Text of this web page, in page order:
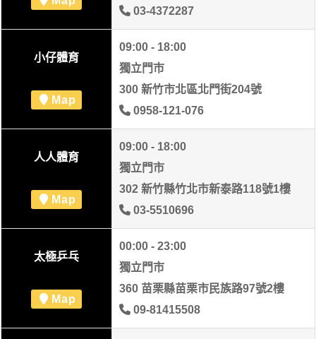
03-4372287
小仔體育
Map
09:00 - 18:00
獨立門市
300 新竹市北區北門街204號
0958-121-076
人人體育
Map
09:00 - 18:00
獨立門市
302 新竹縣竹北市新泰路118號1樓
03-5510696
太極乒乓
Map
00:00 - 23:00
獨立門市
360 苗栗縣苗栗市民族路97號2樓
09-81415508